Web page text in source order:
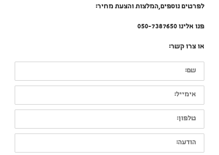
לפרטים נוספים,המלצות והצעת מחיר:
פנו אלינו 050-7387650
או צרו קשר:
שם:
אימייל:
טלפון:
הודעה: